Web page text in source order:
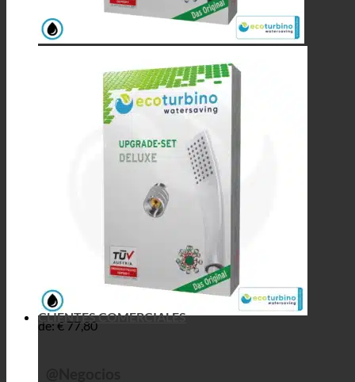
de: € 77,80
CLIENTES COMERCIALES